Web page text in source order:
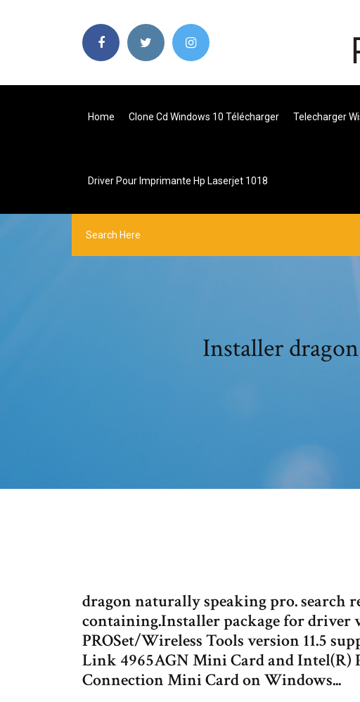
Home Clone Cd Windows 10 Télécharger Telecharger
Driver Pour Imprimante Hp Laserjet 1018
Installer
dragon naturally speaking pro. search
containing.Installer package for driver
PROSet/Wireless Tools version 11.5
Link 4965AGN Mini Card and Intel(R)
Connection Mini Card on Windows...